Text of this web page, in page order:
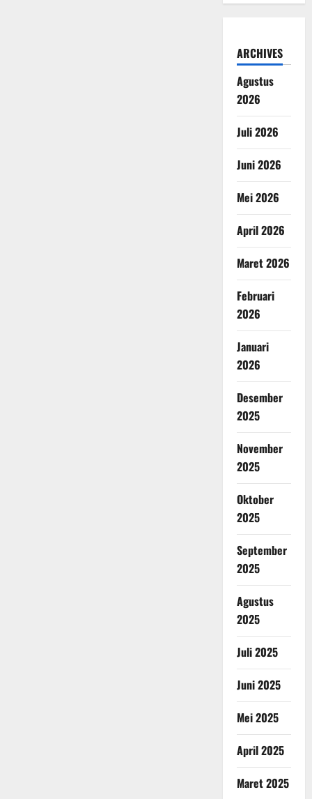
ARCHIVES
Agustus
2026
Juli 2026
Juni 2026
Mei 2026
April 2026
Maret 2026
Februari
2026
Januari
2026
Desember
2025
November
2025
Oktober
2025
September
2025
Agustus
2025
Juli 2025
Juni 2025
Mei 2025
April 2025
Maret 2025